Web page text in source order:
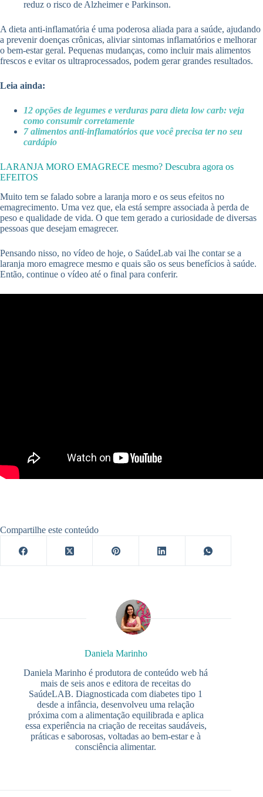
reduz o risco de Alzheimer e Parkinson.
A dieta anti-inflamatória é uma poderosa aliada para a saúde, ajudando
a prevenir doenças crônicas, aliviar sintomas inflamatórios e melhorar
o bem-estar geral. Pequenas mudanças, como incluir mais alimentos
frescos e evitar os ultraprocessados, podem gerar grandes resultados.
Leia ainda:
12 opções de legumes e verduras para dieta low carb: veja
como consumir corretamente
7 alimentos anti-inflamatórios que você precisa ter no seu
cardápio
LARANJA MORO EMAGRECE mesmo? Descubra agora os
EFEITOS
Muito tem se falado sobre a laranja moro e os seus efeitos no
emagrecimento. Uma vez que, ela está sempre associada à perda de
peso e qualidade de vida. O que tem gerado a curiosidade de diversas
pessoas que desejam emagrecer.
Pensando nisso, no vídeo de hoje, o SaúdeLab vai lhe contar se a
laranja moro emagrece mesmo e quais são os seus benefícios à saúde.
Então, continue o vídeo até o final para conferir.
Compartilhe este conteúdo
Daniela Marinho
Daniela Marinho é produtora de conteúdo web há
mais de seis anos e editora de receitas do
SaúdeLAB. Diagnosticada com diabetes tipo 1
desde a infância, desenvolveu uma relação
próxima com a alimentação equilibrada e aplica
essa experiência na criação de receitas saudáveis,
práticas e saborosas, voltadas ao bem-estar e à
consciência alimentar.